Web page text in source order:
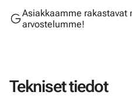
Asiakkaamme rakastavat
arvostelumme!
Tekniset tiedot